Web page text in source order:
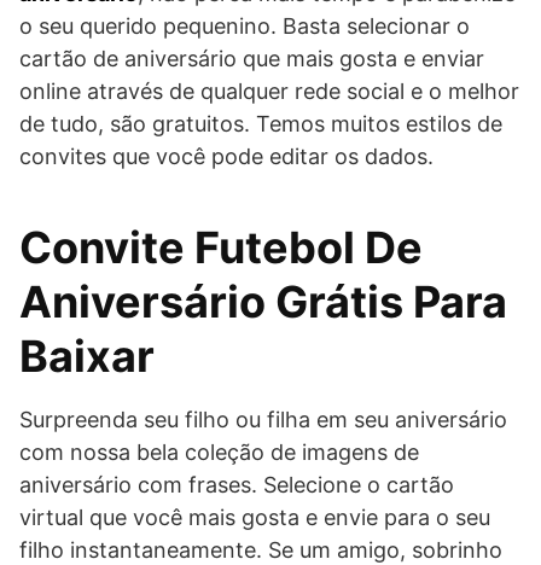
o seu querido pequenino. Basta selecionar o
cartão de aniversário que mais gosta e enviar
online através de qualquer rede social e o melhor
de tudo, são gratuitos. Temos muitos estilos de
convites que você pode editar os dados.
Convite Futebol De
Aniversário Grátis Para
Baixar
Surpreenda seu filho ou filha em seu aniversário
com nossa bela coleção de imagens de
aniversário com frases. Selecione o cartão
virtual que você mais gosta e envie para o seu
filho instantaneamente. Se um amigo, sobrinho